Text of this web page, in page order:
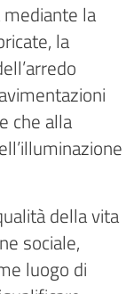
mediante la
la
che alla
della vita
sociale,
luogo di